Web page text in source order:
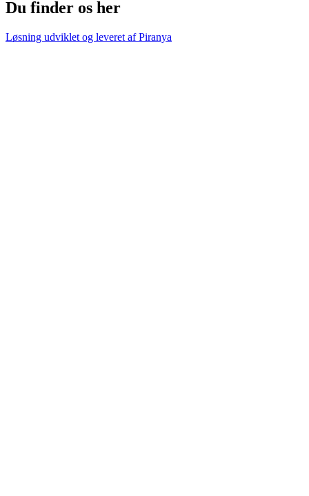
Du finder os her
Løsning udviklet og leveret afPiranya